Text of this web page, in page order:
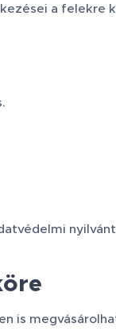
a felekre
is